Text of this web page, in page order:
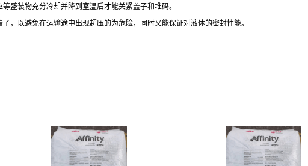
盛装物充分冷却并降到室温后才能关紧盖子和堆码。
，以避免在运输途中出现超压的为危险，同时又能保证对液体的密封性能。